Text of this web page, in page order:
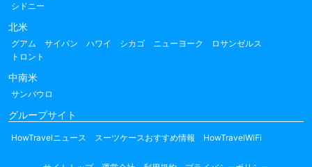
シドニー
北米
グアム サイパン ハワイ シカゴ ニューヨーク
ロサンゼルス
トロント
中南米
サンパウロ
グループサイト
HowTravelニュース スーツケースおすすめ情報 HowTravelWiFi